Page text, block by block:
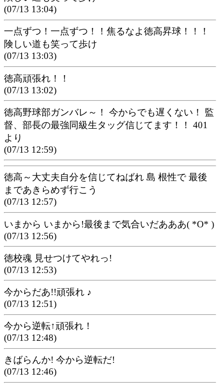
(07/13 13:04)
一点ずつ！一点ずつ！！焦るなよ徳高昇球！！！
険しい道も笑って歩け
(07/13 13:03)
徳高頑張れ！！
(07/13 13:02)
徳高野球部ガンバレ～！ 今からでも遅くない！ 監
督、部長の最強同級生タッグ信じてます！！ 401
より
(07/13 12:59)
徳高～大丈夫自分を信じてねばれ 島 根性で 最後
まであきらめず行こう
(07/13 12:57)
いまから いまから!最後まで気合いだあああ( *O* )
(07/13 12:56)
徳校魂 見せつけてやれっ!
(07/13 12:53)
今からだあ!!頑張れ ♪
(07/13 12:51)
今から逆転↑頑張れ！
(07/13 12:48)
きばらんか! 今から逆転だ!
(07/13 12:46)